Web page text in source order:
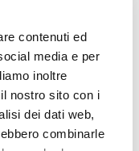
contenuti ed
media e per
inoltre
nostro sito con i
dei dati web,
combinarle
a differenti
scarsamente
istanze, le
altri , non
per la
delle